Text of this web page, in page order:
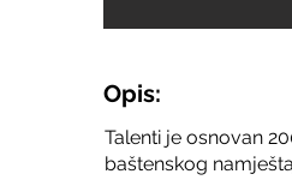
Opis:
Talenti je osnovan
baštenskog